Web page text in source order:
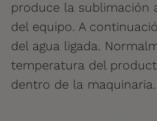
produce la sublimación
del equipo. A
del agua ligada.
temperatura del
dentro de la maquinaria.